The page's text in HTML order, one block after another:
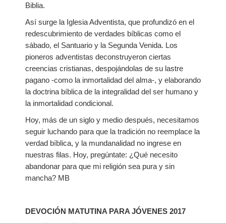
Biblia.
Así surge la Iglesia Adventista, que profundizó en el
redescubrimiento de verdades bíblicas como el
sábado, el Santuario y la Segunda Venida. Los
pioneros adventistas deconstruyeron ciertas
creencias cristianas, despojándolas de su lastre
pagano -como la inmortalidad del alma-, y elaborando
la doctrina bíblica de la integralidad del ser humano y
la inmortalidad condicional.
Hoy, más de un siglo y medio después, necesitamos
seguir luchando para que la tradición no reemplace la
verdad bíblica, y la mundanalidad no ingrese en
nuestras filas. Hoy, pregúntate: ¿Qué necesito
abandonar para que mi religión sea pura y sin
mancha? MB
DEVOCIÓN MATUTINA PARA JÓVENES 2017